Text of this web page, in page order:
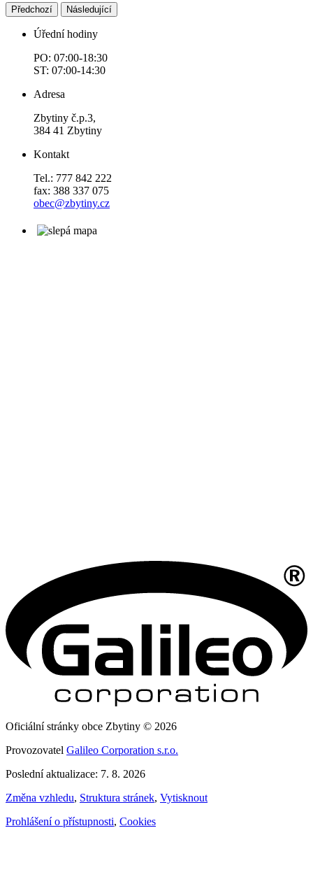
Předchozí Následující
Úřední hodiny
PO: 07:00-18:30
ST: 07:00-14:30
Adresa
Zbytiny č.p.3,
384 41 Zbytiny
Kontakt
Tel.: 777 842 222
fax: 388 337 075
obec@zbytiny.cz
Oficiální stránky obce Zbytiny © 2026
Provozovatel Galileo Corporation s.r.o.
Poslední aktualizace: 7. 8. 2026
Změna vzhledu, Struktura stránek, Vytisknout
Prohlášení o přístupnosti, Cookies